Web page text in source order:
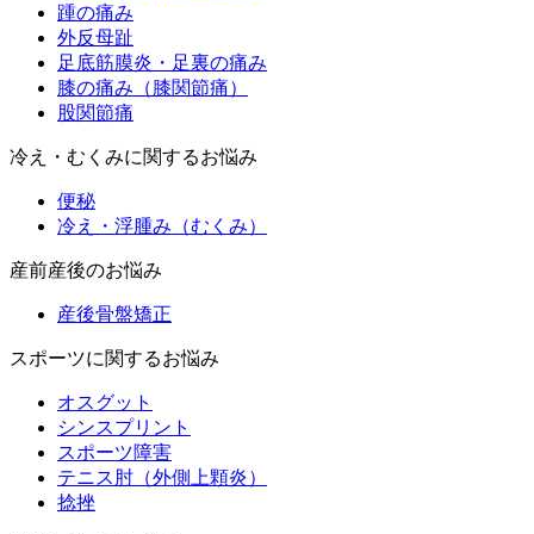
踵の痛み
外反母趾
足底筋膜炎・足裏の痛み
膝の痛み（膝関節痛）
股関節痛
冷え・むくみに関するお悩み
便秘
冷え・浮腫み（むくみ）
産前産後のお悩み
産後骨盤矯正
スポーツに関するお悩み
オスグット
シンスプリント
スポーツ障害
テニス肘（外側上顆炎）
捻挫